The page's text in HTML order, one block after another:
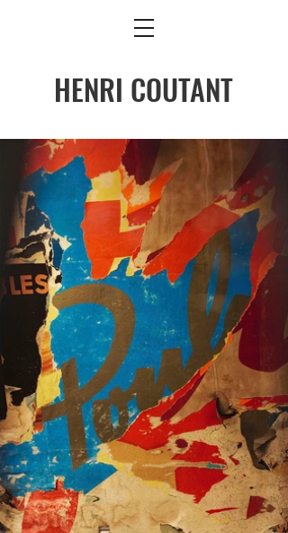
HENRI COUTANT